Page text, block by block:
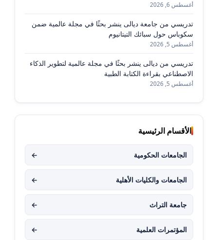
أغسطس 6, 2026
تدريسي من جامعة ديالى ينشر بحثًا في مجلة عالمية ضمن
سكوباس حول سبائك التيتانيوم
أغسطس 5, 2026
تدريسي من ديالى ينشر بحثًا في مجلة عالمية لتطوير الذكاء
الاصطناعي بقراءة الكتابة الطبية
أغسطس 5, 2026
الأقسام الرئيسية
الجامعات الحكومية ←
الجامعات والكليات الأهلية ←
جامعة التراث ←
المؤتمرات العلمية ←